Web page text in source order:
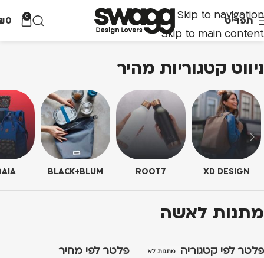
Skip to navigation
Skip to main content
תפריט 0
0
ניווט קטגוריות מהיר
XD DESIGN
ROOT7
BLACK+BLUM
מתנות לאשה
פלטר לפי קטגוריה מתנות לאשה פלטר לפי מחיר